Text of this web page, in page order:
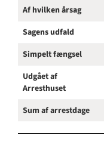
Af hvilken årsag
Sagens udfald
Simpelt fængsel
Udgået af
Arresthuset
Sum af arrestdage